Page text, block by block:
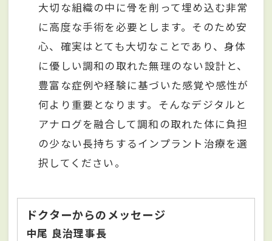
大切な組織の中に骨を削って埋め込む非常
に高度な手術を必要とします。そのため安
心、確実はとても大切なことであり、身体
に優しい調和の取れた無理のない設計と、
豊富な症例や経験に基づいた感覚や感性が
何より重要となります。そんなデジタルと
アナログを融合して調和の取れた体に負担
の少ない長持ちするインプラント治療を選
択してください。
ドクターからのメッセージ
中尾 良治理事長